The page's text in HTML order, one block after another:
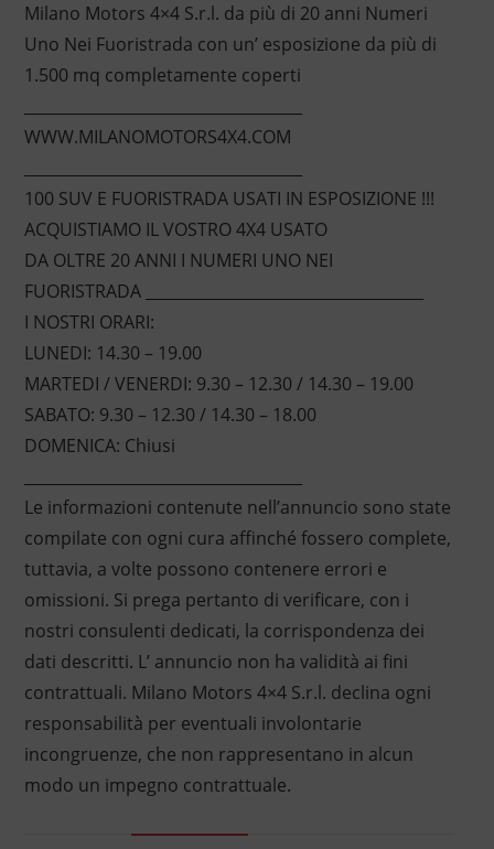
Milano Motors 4×4 S.r.l. da più di 20 anni Numeri
Uno Nei Fuoristrada con un’ esposizione da più di
1.500 mq completamente coperti
WWW.MILANOMOTORS4X4.COM
100 SUV E FUORISTRADA USATI IN ESPOSIZIONE !!!
ACQUISTIAMO IL VOSTRO 4X4 USATO
DA OLTRE 20 ANNI I NUMERI UNO NEI
FUORISTRADA ____________________________________
I NOSTRI ORARI:
LUNEDI: 14.30 – 19.00
MARTEDI / VENERDI: 9.30 – 12.30 / 14.30 – 19.00
SABATO: 9.30 – 12.30 / 14.30 – 18.00
DOMENICA: Chiusi
Le informazioni contenute nell’annuncio sono state
compilate con ogni cura affinché fossero complete,
tuttavia, a volte possono contenere errori e
omissioni. Si prega pertanto di verificare, con i
nostri consulenti dedicati, la corrispondenza dei
dati descritti. L’ annuncio non ha validità ai fini
contrattuali. Milano Motors 4×4 S.r.l. declina ogni
responsabilità per eventuali involontarie
incongruenze, che non rappresentano in alcun
modo un impegno contrattuale.